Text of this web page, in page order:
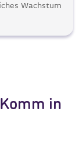
Wachstum
in